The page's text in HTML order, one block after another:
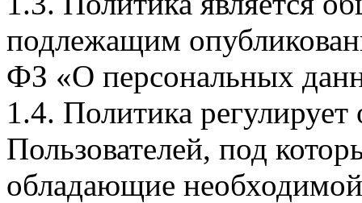
подлежащим
ФЗ «О персональных
1.4. Политика
Пользователей, под
обладающие